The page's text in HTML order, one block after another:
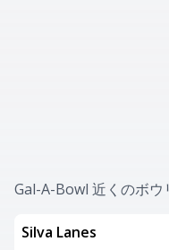
Gal-A-Bowl 近くのボウ
Silva Lanes